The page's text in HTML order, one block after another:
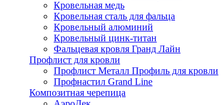
Кровельная медь
Кровельная сталь для фальца
Кровельный алюминий
Кровельный цинк-титан
Фальцевая кровля Гранд Лайн
Профлист для кровли
Профлист Металл Профиль для кровли
Профнастил Grand Line
Композитная черепица